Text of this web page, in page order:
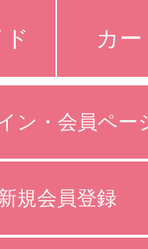
カ
ン・会員ペー
規会員登録